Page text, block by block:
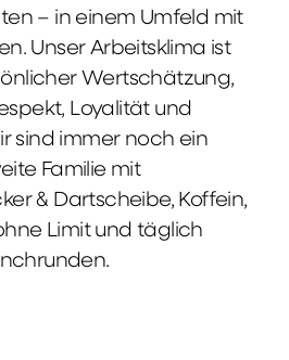
– in einem Umfeld mit
Unser Arbeitsklima ist
Wertschätzung,
Loyalität und
sind immer noch ein
Familie mit
& Dartscheibe, Koffein,
Limit und täglich